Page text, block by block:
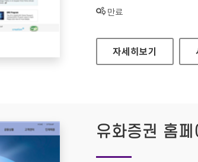
상태 :
만료
삼성전자종합기술원
자세히보기
유화증권 홈페